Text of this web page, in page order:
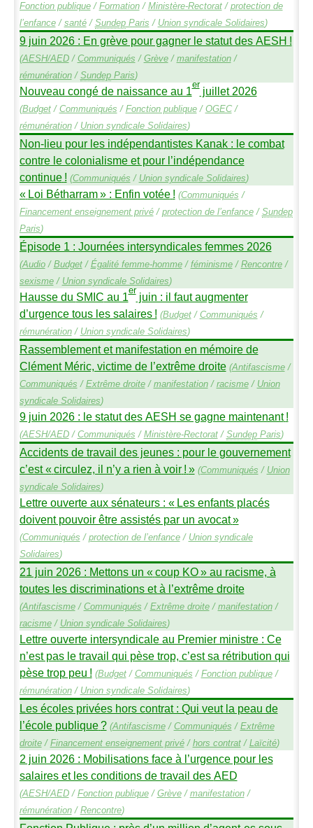
Fonction publique/ Formation/ Ministère-Rectorat/ protection de
l’enfance/ santé/ SundepParis / Union syndicale Solidaires)
9 juin 2026 : En grève pour gagner le statut des AESH !
(AESH/AED/ Communiqués / Grève/ manifestation/
rémunération/ SundepParis)
Nouveau congé de naissance au 1erjuillet 2026
(Budget/ Communiqués / Fonction publique/ OGEC/
rémunération/ Union syndicale Solidaires)
Non-lieu pour les indépendantistes Kanak : le combat
contre le colonialisme et pour l’indépendance
continue ! (Communiqués / Union syndicale Solidaires)
« Loi Bétharram» : Enfin votée ! (Communiqués /
Financement enseignement privé/ protection de l’enfance/ Sundep
Paris)
Épisode 1 : Journées intersyndicales femmes 2026
(Audio/ Budget/ Égalité femme-homme/ féminisme/ Rencontre/
sexisme/ Union syndicale Solidaires)
Hausse du SMIC au 1erjuin : il faut augmenter
d’urgence tous les salaires ! (Budget/ Communiqués /
rémunération/ Union syndicale Solidaires)
Rassemblement et manifestation en mémoire de
Clément Méric, victime de l’extrême droite (Antifascisme/
Communiqués / Extrême droite/ manifestation/ racisme/ Union
syndicale Solidaires)
9 juin 2026 : le statut des AESH se gagne maintenant !
(AESH/AED/ Communiqués / Ministère-Rectorat/ SundepParis)
Accidents de travail des jeunes : pour le gouvernement
c’est « circulez, il n’y a rien à voir ! » (Communiqués / Union
syndicale Solidaires)
Lettre ouverte aux sénateurs : « Les enfants placés
doivent pouvoir être assistés par un avocat»
(Communiqués / protection de l’enfance/ Union syndicale
Solidaires)
21 juin 2026 : Mettons un « coup KO» au racisme, à
toutes les discriminations et à l’extrême droite
(Antifascisme/ Communiqués / Extrême droite/ manifestation/
racisme/ Union syndicale Solidaires)
Lettre ouverte intersyndicale au Premier ministre : Ce
n’est pas le travail qui pèse trop, c’est sa rétribution qui
pèse trop peu ! (Budget/ Communiqués / Fonction publique/
rémunération/ Union syndicale Solidaires)
Les écoles privées hors contrat : Qui veut la peau de
l’école publique? (Antifascisme/ Communiqués / Extrême
droite/ Financement enseignement privé/ hors contrat/ Laïcité)
2 juin 2026 : Mobilisations face à l’urgence pour les
salaires et les conditions de travail des AED
(AESH/AED/ Fonction publique/ Grève/ manifestation/
rémunération/ Rencontre)